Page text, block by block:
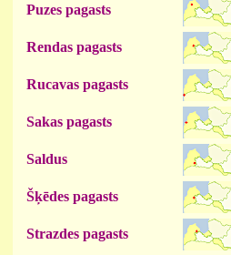
Puzes pagasts
Rendas pagasts
Rucavas pagasts
Sakas pagasts
Saldus
Šķēdes pagasts
Strazdes pagasts